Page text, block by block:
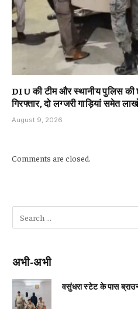
DIU की टीम और स्थानीय पुलिस की
गिरफ्तार, दो लग्जरी गाड़ियां समेत
August 9, 2026
Comments are closed.
अभी-अभी
वसुंधरा स्टेट के पास